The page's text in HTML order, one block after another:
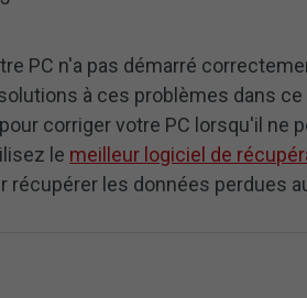
PC n'a pas démarré
à ces problèmes dans
corriger votre PC lorsqu'il ne
le meilleur logiciel de
récupérer les données perdues